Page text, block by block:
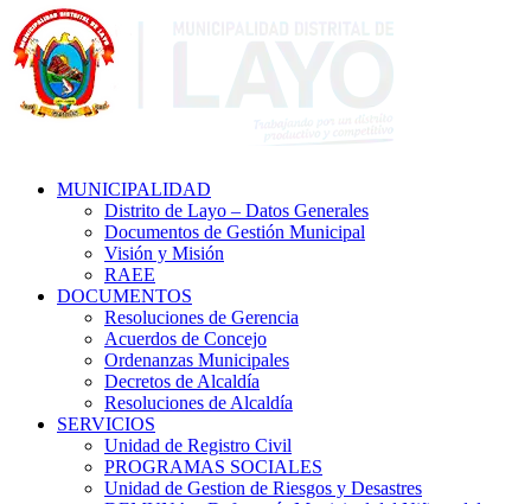
MUNICIPALIDAD
Distrito de Layo – Datos Generales
Documentos de Gestión Municipal
Visión y Misión
RAEE
DOCUMENTOS
Resoluciones de Gerencia
Acuerdos de Concejo
Ordenanzas Municipales
Decretos de Alcaldía
Resoluciones de Alcaldía
SERVICIOS
Unidad de Registro Civil
PROGRAMAS SOCIALES
Unidad de Gestion de Riesgos y Desastres